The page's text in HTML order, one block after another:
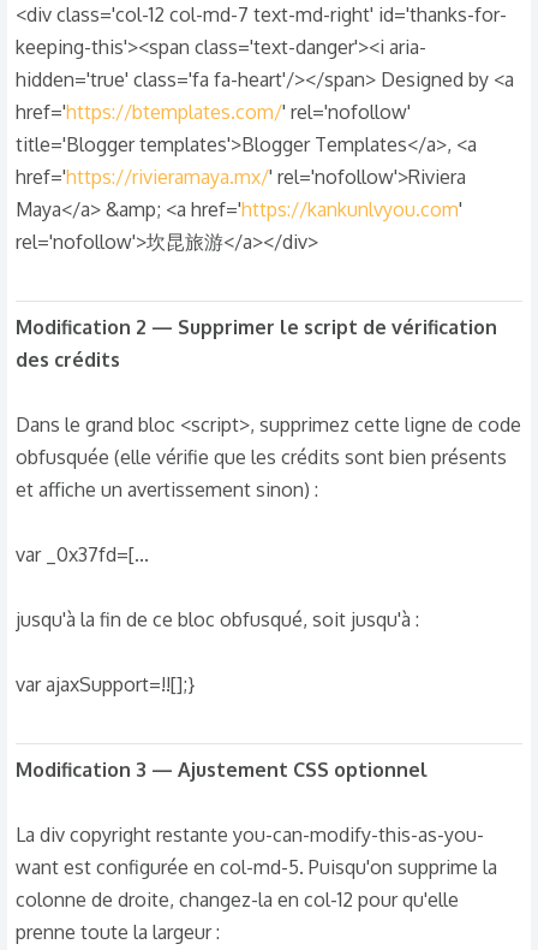
<div class='col-12 col-md-7 text-md-right' id='thanks-for-
keeping-this'><span class='text-danger'><i aria-
hidden='true' class='fa fa-heart'/></span> Designed by <a
href='https://btemplates.com/' rel='nofollow'
title='Blogger templates'>Blogger Templates</a>, <a
href='https://rivieramaya.mx/' rel='nofollow'>Riviera
Maya</a> &amp; <a href='https://kankunlvyou.com'
rel='nofollow'>坎昆旅游</a></div>
Modification 2 — Supprimer le script de vérification
des crédits
Dans le grand bloc <script>, supprimez cette ligne de code
obfusquée (elle vérifie que les crédits sont bien présents
et affiche un avertissement sinon) :
var _0x37fd=[...
jusqu'à la fin de ce bloc obfusqué, soit jusqu'à :
var ajaxSupport=!![];}
Modification 3 — Ajustement CSS optionnel
La div copyright restante you-can-modify-this-as-you-
want est configurée en col-md-5. Puisqu'on supprime la
colonne de droite, changez-la en col-12 pour qu'elle
prenne toute la largeur :